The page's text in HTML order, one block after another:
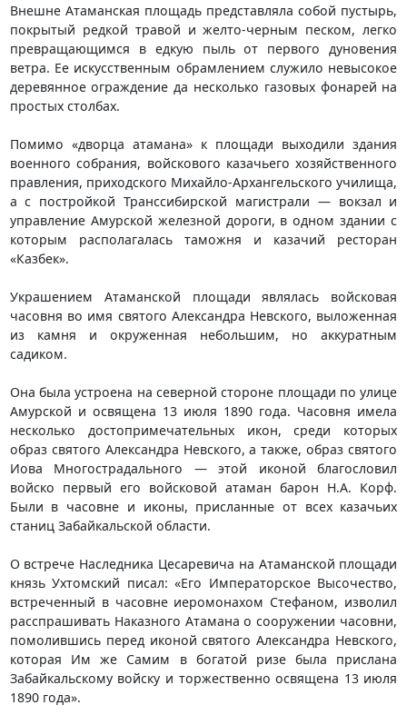
Внешне Атаманская площадь представляла собой пустырь,
покрытый редкой травой и желто-черным песком, легко
превращающимся в едкую пыль от первого дуновения
ветра. Ее искусственным обрамлением служило невысокое
деревянное ограждение да несколько газовых фонарей на
простых столбах.
Помимо «дворца атамана» к площади выходили здания
военного собрания, войскового казачьего хозяйственного
правления, приходского Михайло-Архангельского училища,
а с постройкой Транссибирской магистрали — вокзал и
управление Амурской железной дороги, в одном здании с
которым располагалась таможня и казачий ресторан
«Казбек».
Украшением Атаманской площади являлась войсковая
часовня во имя святого Александра Невского, выложенная
из камня и окруженная небольшим, но аккуратным
садиком.
Она была устроена на северной стороне площади по улице
Амурской и освящена 13 июля 1890 года. Часовня имела
несколько достопримечательных икон, среди которых
образ святого Александра Невского, а также, образ святого
Иова Многострадального — этой иконой благословил
войско первый его войсковой атаман барон Н.А. Корф.
Были в часовне и иконы, присланные от всех казачьих
станиц Забайкальской области.
О встрече Наследника Цесаревича на Атаманской площади
князь Ухтомский писал: «Его Императорское Высочество,
встреченный в часовне иеромонахом Стефаном, изволил
расспрашивать Наказного Атамана о сооружении часовни,
помолившись перед иконой святого Александра Невского,
которая Им же Самим в богатой ризе была прислана
Забайкальскому войску и торжественно освящена 13 июля
1890 года».